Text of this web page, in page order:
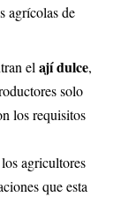
agrícolas de
el ají dulce,
solo
los requisitos
agricultores
que esta